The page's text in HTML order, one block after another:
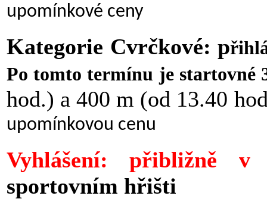
upomínkové ceny
Kategorie Cvrčkové: p
Po tomto termínu je startovné
hod.) a 400 m (od 13.40
upomínkovou cenu
Vyhlášení: přibližně v
sportovním hřišti